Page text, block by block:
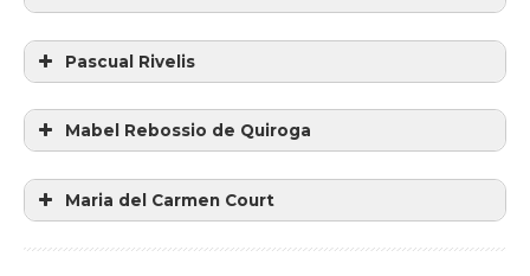
Pascual Rivelis
Mabel Rebossio de Quiroga
Maria del Carmen Court